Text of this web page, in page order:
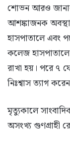
শোভন আরও
আশঙ্কাজনক
হাসপাতালে এবং
কলেজ
রাখা হয়। পরে ৭
নিঃশ্বাস ত্যাগ
মৃত্যুকালে
অসংখ্য গুণগ্রাহী